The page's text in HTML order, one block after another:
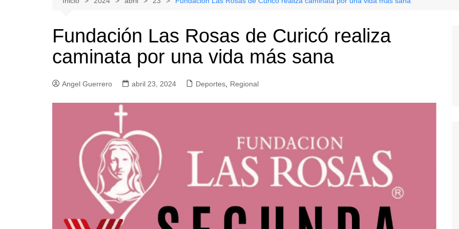
Tenis
Boxeo
Gimnasia
Licantén
Romeral
Sagrada Familia
Teno
Fundación Las Rosas de Curicó realiza
caminata por una vida más sana
Angel Guerrero abril 23, 2024 Deportes, Regional